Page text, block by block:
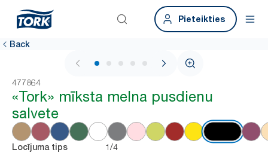
Pieteikties
Back
1 / 6
477864
«Tork» mīksta melna pusdienu
salvete
Locījuma tips 1/4